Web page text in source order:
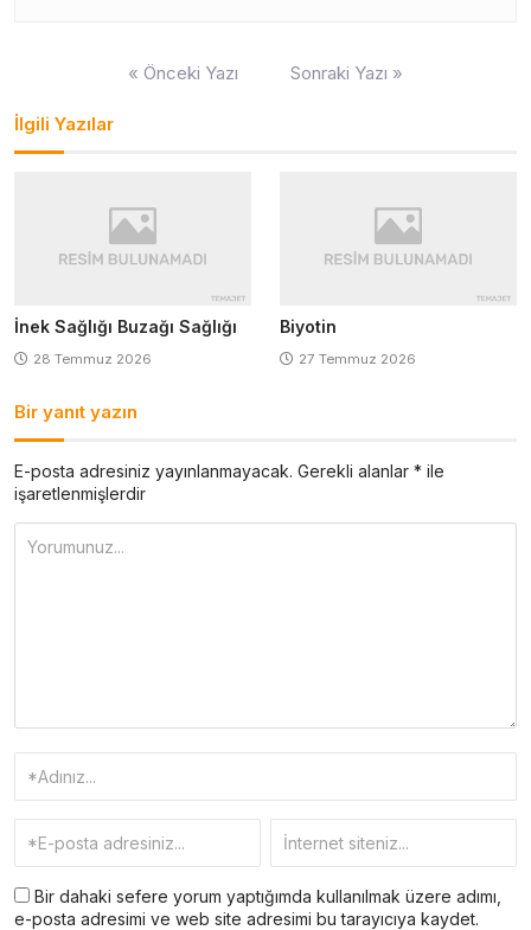
« Önceki Yazı Sonraki Yazı »
İlgili Yazılar
İnek Sağlığı Buzağı Sağlığı
28 Temmuz 2026
Biyotin
27 Temmuz 2026
Bir yanıt yazın
E-posta adresiniz yayınlanmayacak. Gerekli alanlar * ile
işaretlenmişlerdir
Bir dahaki sefere yorum yaptığımda kullanılmak üzere adımı,
e-posta adresimi ve web site adresimi bu tarayıcıya kaydet.